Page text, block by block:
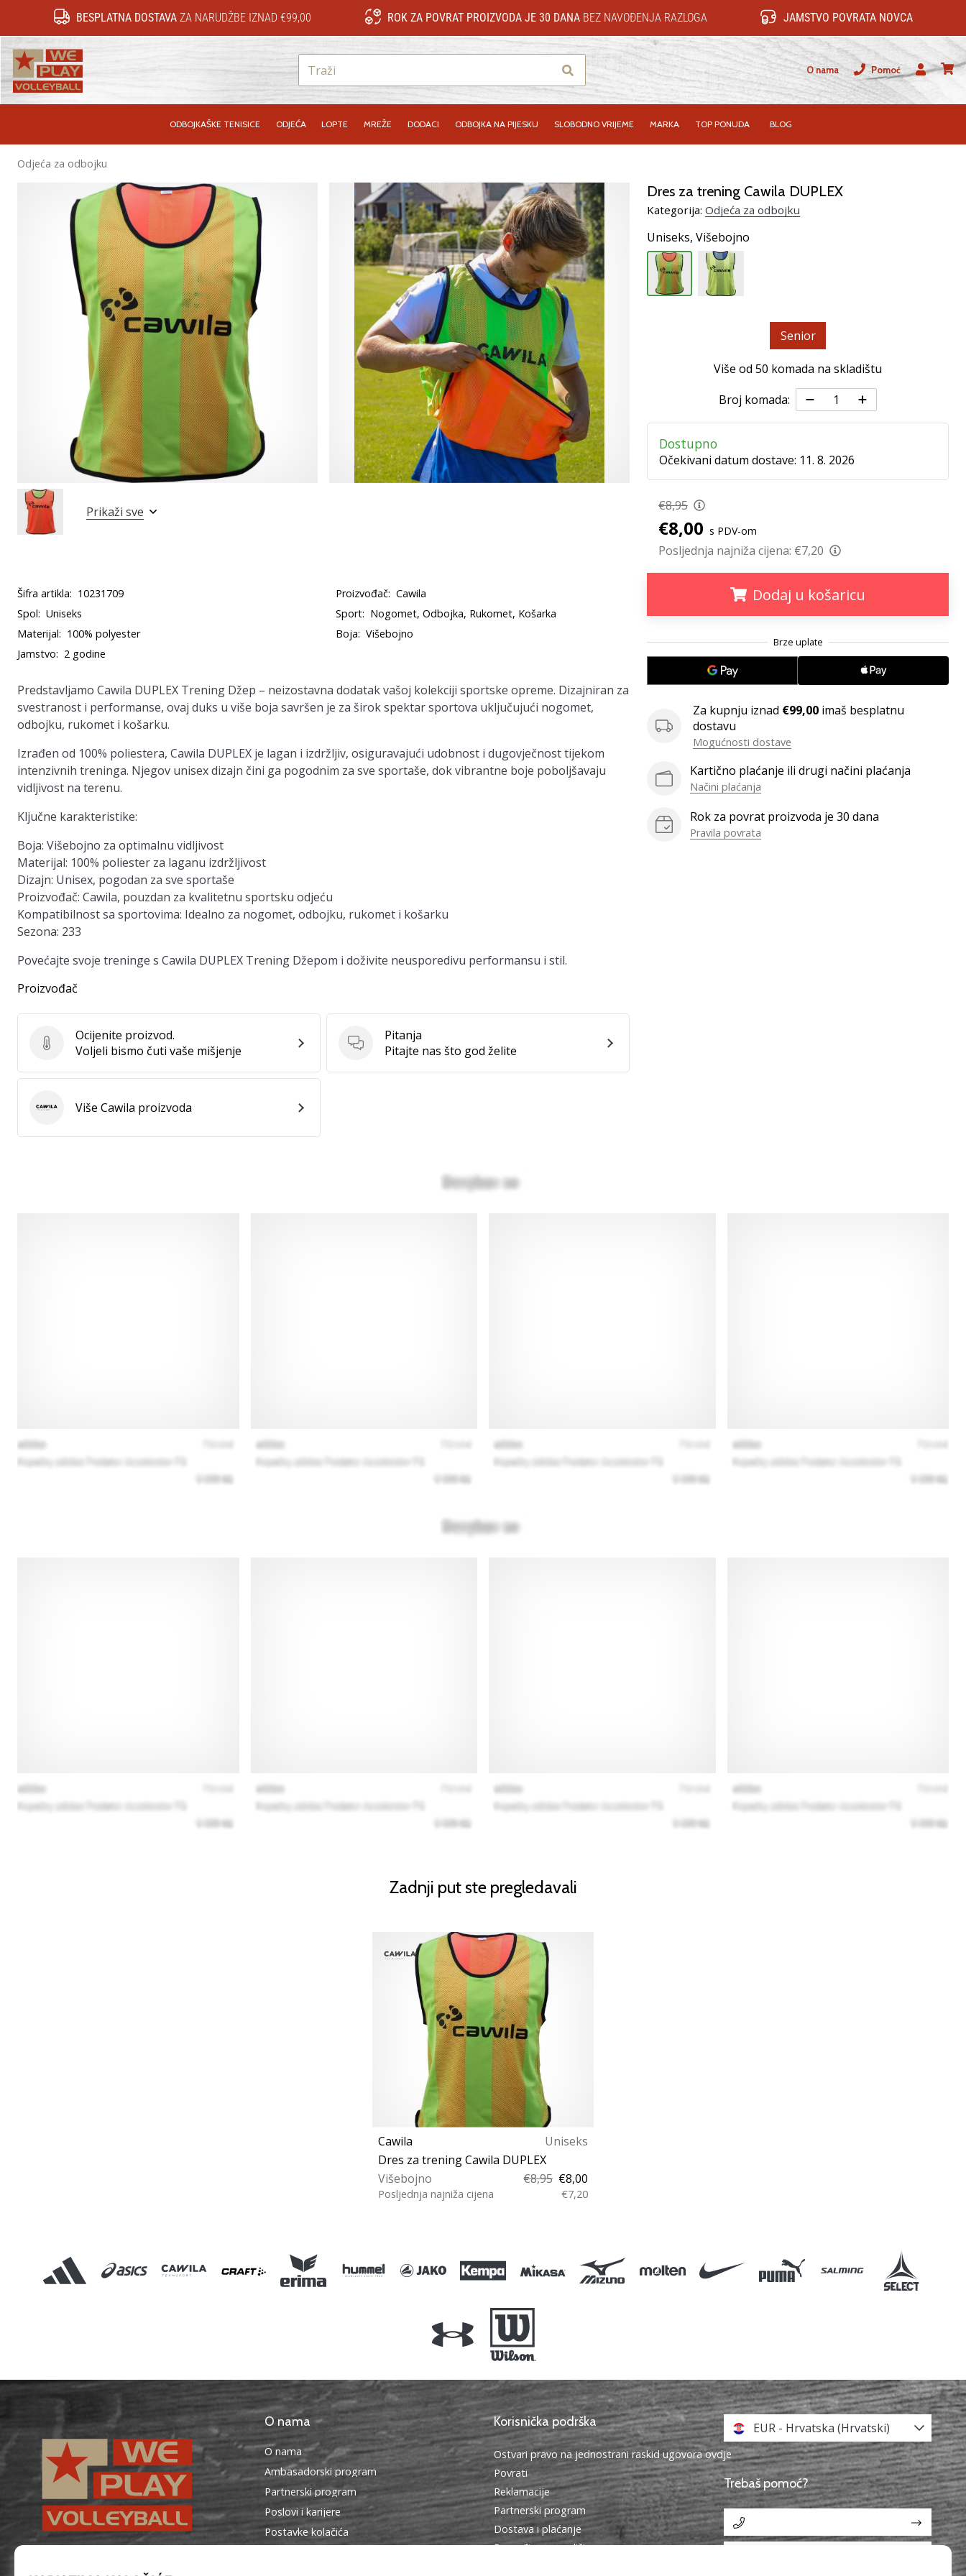
BESPLATNA DOSTAVAZA NARUDŽBE IZNAD €99,00 ROK ZA POVRAT PROIZVODA JE 30 DANABEZ NAVOĐENJA RAZLOGA JAMSTVO POVRATA NOVCA
O nama
Pomoć
Korisnik
ODBOJKAŠKE TENISICE ODJEĆA LOPTE MREŽE DODACI ODBOJKA NA PIJESKU SLOBODNO VRIJEME MARKA TOP PONUDA BLOG
Odjeća za odbojku
Dres za trening Cawila DUPLEX
Kategorija: Odjeća za odbojku
Uniseks, Višebojno
Senior
Više od 50 komada na skladištu
Broj komada:
Dostupno
Očekivani datum dostave: 11. 8. 2026
€8,95
€8,00 s PDV-om
Posljednja najniža cijena: €7,20
Dodaj u košaricu
Za kupnju iznad €99,00 imaš besplatnu
dostavu
Mogućnosti dostave
Kartično plaćanje ili drugi načini plaćanja
Načini plaćanja
Rok za povrat proizvoda je 30 dana
Pravila povrata
Prikaži sve
Šifra artikla: 10231709 Proizvođač: Cawila
Spol: Uniseks Sport: Nogomet, Odbojka, Rukomet, Košarka
Materijal: 100% polyester Boja: Višebojno
Jamstvo: 2 godine
Predstavljamo Cawila DUPLEX Trening Džep – neizostavna dodatak vašoj kolekciji sportske opreme. Dizajniran za
svestranost i performanse, ovaj duks u više boja savršen je za širok spektar sportova uključujući nogomet,
odbojku, rukomet i košarku.
Izrađen od 100% poliestera, Cawila DUPLEX je lagan i izdržljiv, osiguravajući udobnost i dugovječnost tijekom
intenzivnih treninga. Njegov unisex dizajn čini ga pogodnim za sve sportaše, dok vibrantne boje poboljšavaju
vidljivost na terenu.
Ključne karakteristike:
Boja: Višebojno za optimalnu vidljivost
Materijal: 100% poliester za laganu izdržljivost
Dizajn: Unisex, pogodan za sve sportaše
Proizvođač: Cawila, pouzdan za kvalitetnu sportsku odjeću
Kompatibilnost sa sportovima: Idealno za nogomet, odbojku, rukomet i košarku
Sezona: 233
Povećajte svoje treninge s Cawila DUPLEX Trening Džepom i doživite neusporedivu performansu i stil.
Proizvođač
Ocijenite proizvod.
Ocijenite proizvod.
Voljeli bismo čuti vaše mišjenje
Pitanja
Pitanja
Pitajte nas što god želite
CawilaViše Cawila proizvoda
Zadnji put ste pregledavali
Cawila
Uniseks
Dres za trening Cawila DUPLEX
Višebojno
€8,95 €8,00
Posljednja najniža cijena €7,20
O nama
O nama
Ambasadorski program
Partnerski program
Poslovi i karijere
Postavke kolačića
Korisnička podrška
Ostvari pravo na jednostrani raskid ugovora ovdje
Povrati
Reklamacije
Partnerski program
Dostava i plaćanje
Pronađi pravu veličinu
EUR - Hrvatska (Hrvatski)
Trebaš pomoć?